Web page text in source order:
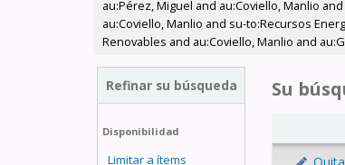
au:Pérez, Miguel and au:Coviello, Manlio
au:Coviello, Manlio and su-to:Recursos
Renovables and au:Coviello, Manlio and
Refinar su búsqueda
Disponibilidad
Limitar a ítems
Su